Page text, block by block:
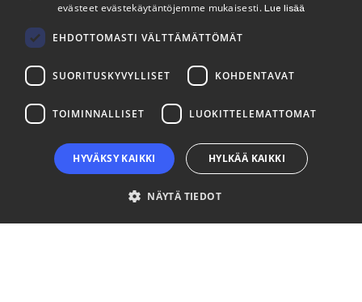
LinkedIn Facebook Instagram
evästeet evästekäytäntöjemme mukaisesti.Lue lisää
EHDOTTOMASTI VÄLTTÄMÄTTÖMÄT
SUORITUSKYVYLLISET KOHDENTAVAT
TOIMINNALLISET LUOKITTELEMATTOMAT
HYVÄKSY KAIKKI HYLKÄÄ KAIKKI
NÄYTÄ TIEDOT